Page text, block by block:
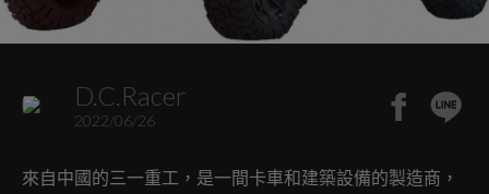
D.C.Racer
2022/06/26
來自中國的三一重工，是一間卡車和建築設備的製造商，